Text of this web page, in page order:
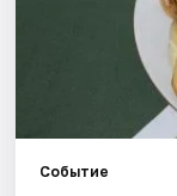
Событие